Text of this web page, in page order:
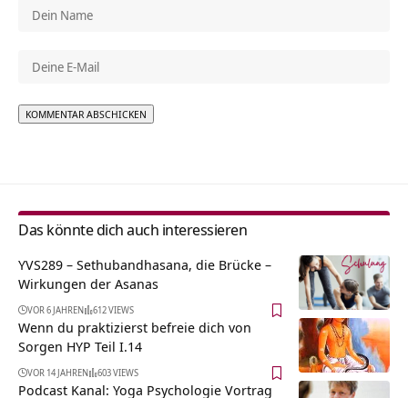
Das könnte dich auch interessieren
YVS289 – Sethubandhasana, die Brücke –
Wirkungen der Asanas
VOR 6 JAHREN 612 VIEWS
Wenn du praktizierst befreie dich von
Sorgen HYP Teil I.14
VOR 14 JAHREN 603 VIEWS
Podcast Kanal: Yoga Psychologie Vortrag